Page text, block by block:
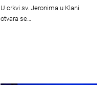
U crkvi sv. Jeronima u Klani
otvara se…